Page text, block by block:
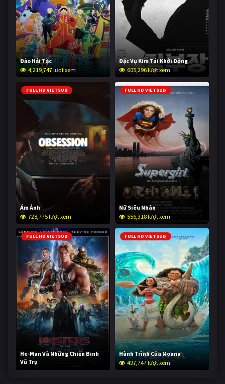
Đảo Hải Tặc
4,219,747 lượt xem
Đặc Vụ Kim Tái Khởi Động
605,296 lượt xem
FULL HD VIETSUB
Ám Ảnh
728,775 lượt xem
FULL HD VIETSUB
Nữ Siêu Nhân
556,318 lượt xem
FULL HD VIETSUB
He-Man Và Những Chiến Binh
Vũ Trụ
247,124 lượt xem
FULL HD VIETSUB
Hành Trình Của Moana
497,747 lượt xem